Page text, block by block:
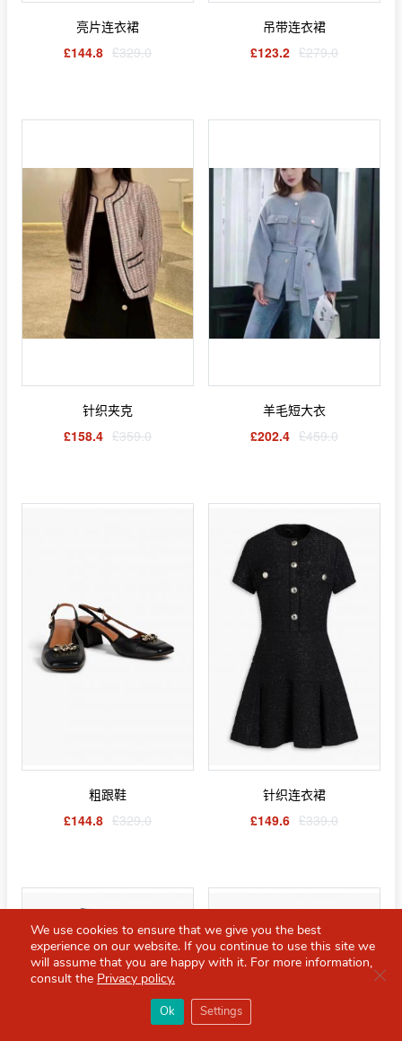
亮片连衣裙
£144.8 £329.0
吊带连衣裙
£123.2 £279.0
针织夹克
£158.4 £359.0
羊毛短大衣
£202.4 £459.0
粗跟鞋
£144.8 £329.0
针织连衣裙
£149.6 £339.0
你必备的英国指南
We use cookies to ensure that we give you the best
experience on our website. If you continue to use this site we
will assume that you are happy with it. For more information,
consult the Privacy policy.
Ok Settings